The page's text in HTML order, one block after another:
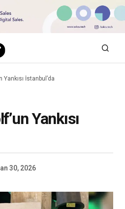
İstanbul’da
Yankısı
30, 2026